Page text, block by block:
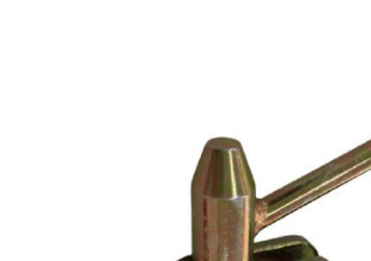
BLOG
SUSTENTABILIDADE